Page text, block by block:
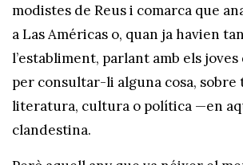
modistes de Reus i comarca que
a Las Américas o, quan ja havien
l’establiment, parlant amb els
per consultar-li alguna cosa, sobre
literatura, cultura o política —en
clandestina.